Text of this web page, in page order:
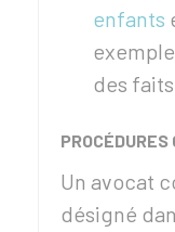
enfants
des
PROCÉDURES
Un avocat
désigné